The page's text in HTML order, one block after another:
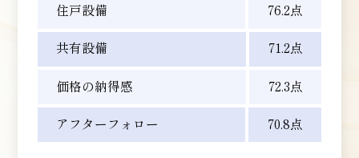
住戸設備 76.2点
共有設備 71.2点
価格の納得感 72.3点
アフターフォロー 70.8点